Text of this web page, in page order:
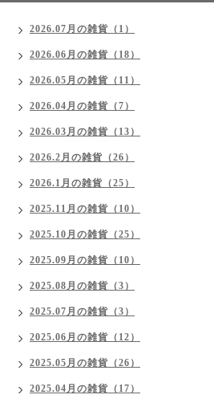
2026.07月の雑貨（1）
2026.06月の雑貨（18）
2026.05月の雑貨（11）
2026.04月の雑貨（7）
2026.03月の雑貨（13）
2026.2月の雑貨（26）
2026.1月の雑貨（25）
2025.11月の雑貨（10）
2025.10月の雑貨（25）
2025.09月の雑貨（10）
2025.08月の雑貨（3）
2025.07月の雑貨（3）
2025.06月の雑貨（12）
2025.05月の雑貨（26）
2025.04月の雑貨（17）